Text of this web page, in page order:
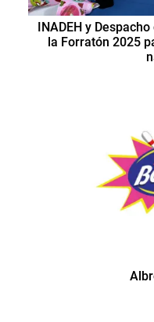
INADEH y
la Forratón 2025